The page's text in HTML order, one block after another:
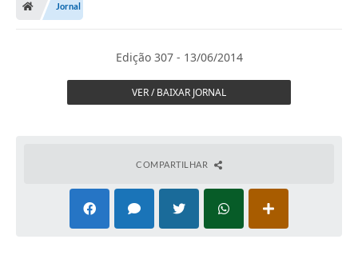
Jornal
Edição 307 - 13/06/2014
VER / BAIXAR JORNAL
COMPARTILHAR